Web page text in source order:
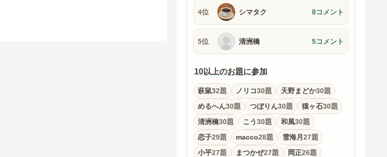
4位 シマタク 8コメント
5位 清洲橋 5コメント
10以上のお題に参加
萩鼠32題 ノリコ30題 天野まどか30題
めるへん30題 つぼりん30題 猿ヶ石30題
清洲橋30題 こう30題 和風30題
恋子29題 macco28題 雪海月 27題
小平27題 まつかぜ27題 岡正26題